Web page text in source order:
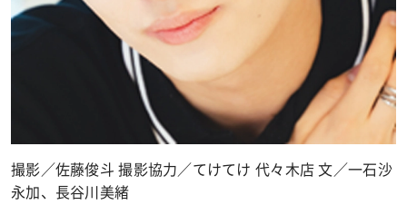
撮影／佐藤俊斗 撮影協力／てけてけ 代々木店 文／一石沙
永加、長谷川美緒